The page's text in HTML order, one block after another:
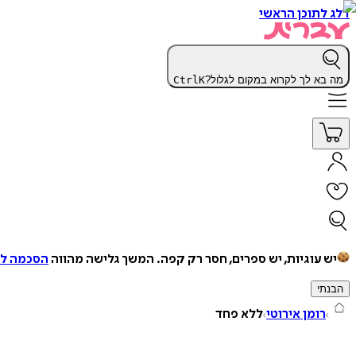
דלג לתוכן הראשי
מה בא לך לקרוא במקום לגלול? CtrlK
יש עוגיות, יש ספרים, חסר רק קפה. המשך גלישה מהווה הסכמה
הבנתי
רומן אירוטי ללא פחד